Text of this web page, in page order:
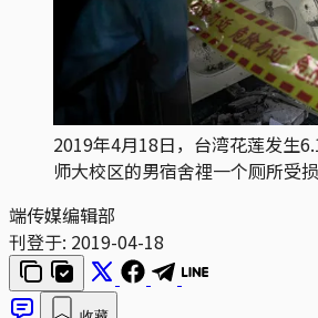
2019年4月18日，台湾花莲发生
师大校区的男宿舍𥚃一个厕所受
端传媒编辑部
刊登于: 2019-04-18